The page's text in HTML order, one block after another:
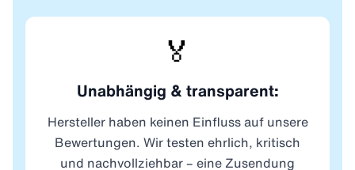
🏅
Unabhängig & transparent:
Hersteller haben keinen Einfluss auf unsere
Bewertungen. Wir testen ehrlich, kritisch
und nachvollziehbar – eine Zusendung